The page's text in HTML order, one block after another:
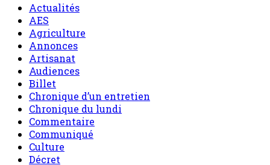
Actualités
AES
Agriculture
Annonces
Artisanat
Audiences
Billet
Chronique d’un entretien
Chronique du lundi
Commentaire
Communiqué
Culture
Décret